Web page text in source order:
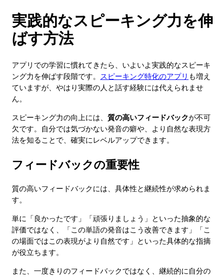
実践的なスピーキング力を伸
ばす方法
アプリでの学習に慣れてきたら、いよいよ実践的なスピーキ
ング力を伸ばす段階です。 スピーキング特化のアプリ も増え
ていますが、やはり実際の人と話す経験には代えられませ
ん。
スピーキング力の向上には、 質の高いフィードバックが不可
欠です。自分では気づかない発音の癖や、より自然な表現方
法を知ることで、確実にレベルアップできます。
フィードバックの重要性
質の高いフィードバックには、具体性と継続性が求められま
す。
単に「良かったです」「頑張りましょう」といった抽象的な
評価ではなく、「この単語の発音はこう改善できます」「こ
の場面ではこの表現がより自然です」といった具体的な指摘
が役立ちます。
また、一度きりのフィードバックではなく、継続的に自分の